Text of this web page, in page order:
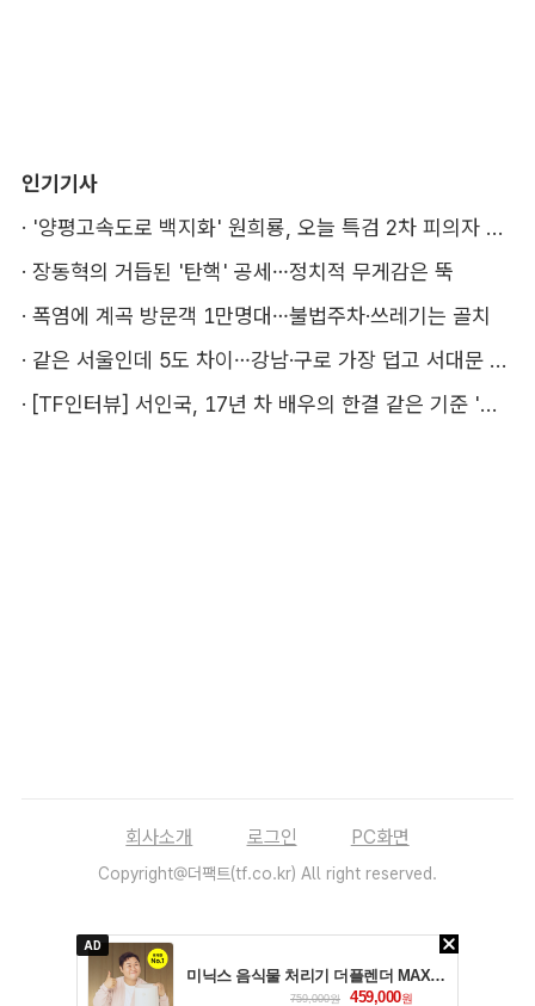
인기기사
·
'양평고속도로 백지화' 원희룡, 오늘 특검 2차 피의자 조사
· 장동혁의 거듭된 '탄핵' 공세…정치적 무게감은 뚝
· 폭염에 계곡 방문객 1만명대…불법주차·쓰레기는 골치
·
같은 서울인데 5도 차이…강남·구로 가장 덥고 서대문 낫다
·
[TF인터뷰] 서인국, 17년 차 배우의 한결 같은 기준 '성장'
회사소개 로그인 PC화면
Copyright@더팩트(tf.co.kr) All right reserved.
AD